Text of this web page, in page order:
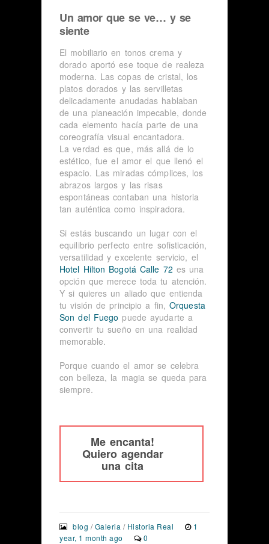
Un amor que se ve… y se
siente
El mobiliario en tonos crema y
dorado aportó ese toque de realeza
moderna. Las copas de cristal, los
platos dorados y las servilletas
delicadamente anudadas hablaban
de una planeación impecable, donde
cada elemento hacía parte de una
coreografía visual encantadora.
La verdad es que, más allá de lo
estético, fue el amor el que llenó el
espacio. Las miradas cómplices, los
abrazos largos y las risas
espontáneas contaban una historia
tan auténtica como inspiradora.
Si estás buscando un lugar con el
equilibrio perfecto entre sofisticación,
versatilidad y excelente servicio, el
Hotel Hilton Bogotá Calle 72 es una
opción que merece toda tu atención.
Y si quieres un aliado que entienda
tu visión de principio a fin,Orquesta
Son del Fuego puede ayudarte a
convertir tu sueño en una realidad
memorable.
Porque cuando el amor se celebra
con belleza, la magia se queda para
siempre.
Me encanta!
Quiero agendar
una cita
blog /Galeria / Historia Real
1
year, 1 month ago
0